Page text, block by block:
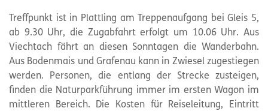
Treffpunkt ist in Plattling am Treppenaufgang bei Gleis 5,
ab 9.30 Uhr, die Zugabfahrt erfolgt um 10.06 Uhr. Aus
Viechtach fährt an diesen Sonntagen die Wanderbahn.
Aus Bodenmais und Grafenau kann in Zwiesel zugestiegen
werden. Personen, die entlang der Strecke zusteigen,
finden die Naturparkführung immer im ersten Wagon im
mittleren Bereich. Die Kosten für Reiseleitung, Eintritt